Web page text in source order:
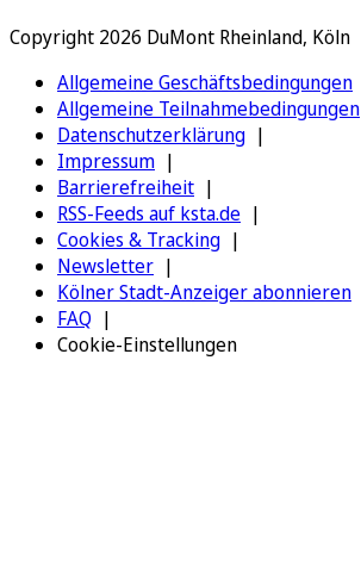
Copyright 2026 DuMont Rheinland, Köln
Allgemeine Geschäftsbedingungen
Allgemeine Teilnahmebedingungen
Datenschutzerklärung
Impressum
Barrierefreiheit
RSS-Feeds auf ksta.de
Cookies & Tracking
Newsletter
Kölner Stadt-Anzeiger abonnieren
FAQ
Cookie-Einstellungen